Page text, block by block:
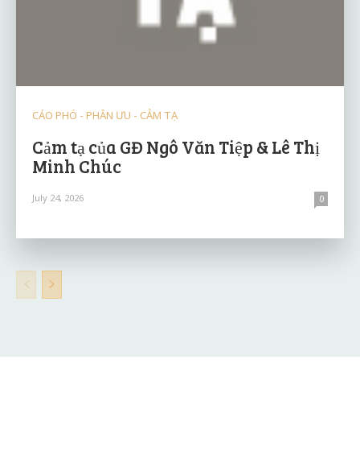
CÁO PHÓ - PHÂN ƯU - CẢM TẠ
Cảm tạ của GĐ Ngô Văn Tiệp & Lê Thị
Minh Chúc
July 24, 2026 0